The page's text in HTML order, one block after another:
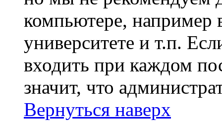
компьютере, например
университете и т.п.
входить при каждом
значит, что
Вернуться наверх